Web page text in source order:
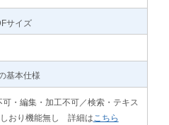
サイズ
基本仕様
・編集・加工不可／検索・テキス
しおり機能無し 詳細は こちら